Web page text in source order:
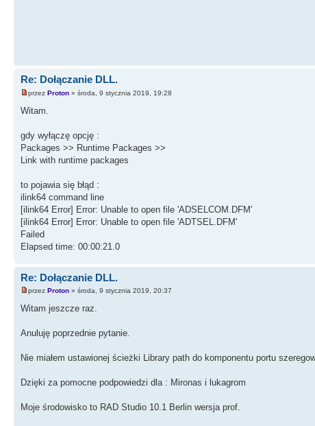
Re: Dołączanie DLL.
przez Proton » środa, 9 stycznia 2019, 19:28
Witam.
gdy wyłączę opcję :
Packages >> Runtime Packages >>
Link with runtime packages
to pojawia się błąd :
ilink64 command line
[ilink64 Error] Error: Unable to open file 'ADSELCOM.DFM'
[ilink64 Error] Error: Unable to open file 'ADTSEL.DFM'
Failed
Elapsed time: 00:00:21.0
Re: Dołączanie DLL.
przez Proton » środa, 9 stycznia 2019, 20:37
Witam jeszcze raz.
Anuluję poprzednie pytanie.
Nie miałem ustawionej ścieżki Library path do komponentu portu
Dzięki za pomocne podpowiedzi dla : Mironas i lukagrom
Moje środowisko to RAD Studio 10.1 Berlin wersja prof.